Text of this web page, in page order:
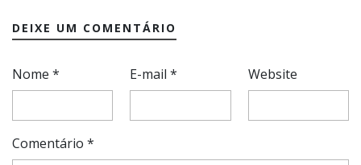
DEIXE UM COMENTÁRIO
Nome * E-mail* Website
Comentário *